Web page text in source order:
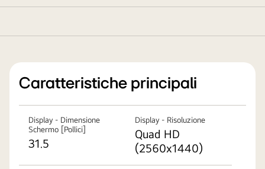
Caratteristiche principali
Display - Dimensione
Schermo [Pollici]
31.5
Display - Risoluzione
Quad HD
(2560x1440)